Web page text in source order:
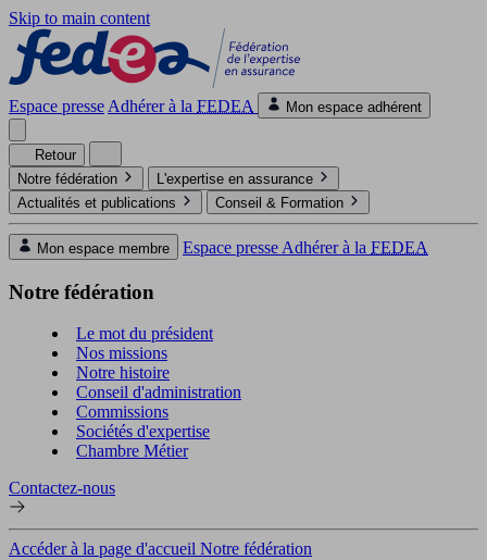
Skip to main content
Espace presse Adhérer à la FEDEA Mon espace adhérent
Retour
Notre fédération
L'expertise en assurance
Actualités et publications
Conseil & Formation
Mon espace membre Espace presse Adhérer à la FEDEA
Notre fédération
Le mot du président
Nos missions
Notre histoire
Conseil d'administration
Commissions
Sociétés d'expertise
Chambre Métier
Contactez-nous
Accéder à la page d'accueil Notre fédération